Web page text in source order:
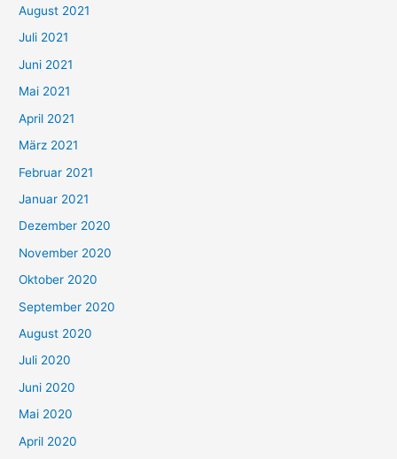
n
a
c
h
:
August 2021
Juli 2021
Juni 2021
Mai 2021
April 2021
März 2021
Februar 2021
Januar 2021
Dezember 2020
November 2020
Oktober 2020
September 2020
August 2020
Juli 2020
Juni 2020
Mai 2020
April 2020